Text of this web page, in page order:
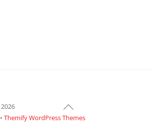
Back
To
2026
•Themify WordPress Themes